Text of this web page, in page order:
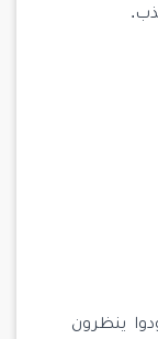
ينظرون